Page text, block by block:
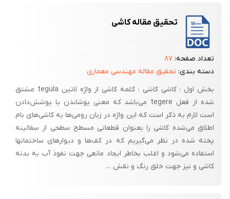
تحقیق مقاله کاشی
تعداد صفحه: ۸۷
دسته بندی: تحقیق مقاله مهندسی معماری
بخش اول : کاشی کاشی : کلمه کاشی از واژه لاتین tegula مشتق
شده از فعل tegere می‌باشد که معنی پوشاندن یا پوشش‌دادن
است لازم به ذکر است که این واژه در زبان رومی‌ها به کاشی‌های بام
اطلاق می‌شده کاشی را بعنوان قطعاتی مسطح سطحی از سفالینه
پخته شده در نظر می‌گیریم که در کف‌ها و دیوارهای ساختمانها
استفاده می‌شود و اغلب بخاطر ایجاد مانعی جهت نفوذ آب به بدنه
کاشی و نیز جهت خلق رنگ و نقش ...